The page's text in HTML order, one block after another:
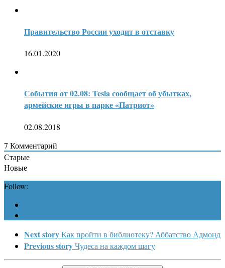
Правительство России уходит в отставку
16.01.2020
События от 02.08: Tesla сообщает об убытках,
армейские игры в парке «Патриот»
02.08.2018
7 Комментарий
Старые
Новые
Follow:
Next storyКак пройти в библиотеку? Аббатство Адмонд
Previous storyЧудеса на каждом шагу